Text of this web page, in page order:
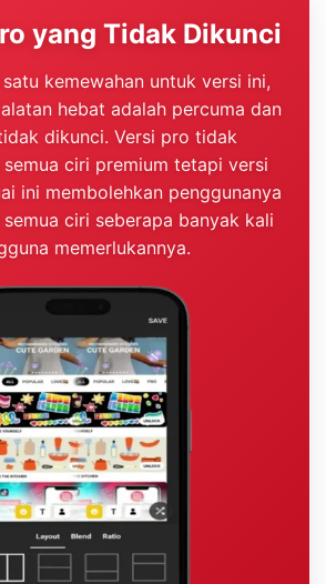
yang Tidak Dikunci
kemewahan untuk versi ini,
hebat adalah percuma dan
dikunci. Versi pro tidak
semua ciri premium tetapi versi
ini membolehkan penggunanya
ciri seberapa banyak kali
memerlukannya.